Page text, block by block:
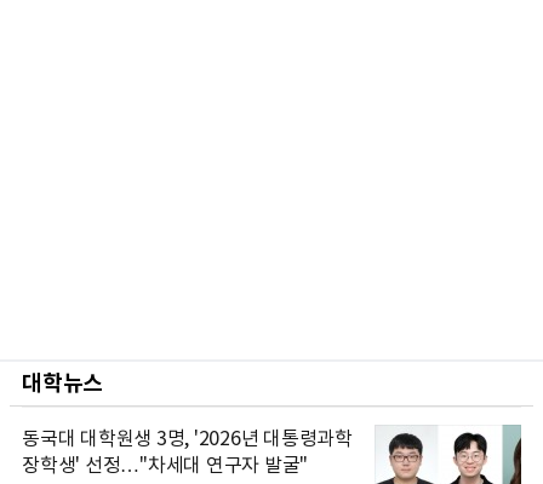
대학뉴스
동국대 대학원생 3명, '2026년 대통령과학
장학생' 선정…"차세대 연구자 발굴"